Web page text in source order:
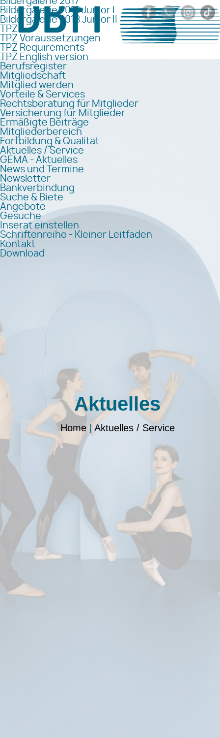
Bildergalerie 2018 Junior I
Bildergalerie 2018 Junior II
TPZ
TPZ Voraussetzungen
TPZ Requirements
TPZ English version
Berufsregister
Mitgliedschaft
Mitglied werden
Vorteile & Services
Rechtsberatung für Mitglieder
Versicherung für Mitglieder
Ermäßigte Beiträge
Mitgliederbereich
Fortbildung & Qualität
Aktuelles / Service
GEMA - Aktuelles
News und Termine
Newsletter
Bankverbindung
Suche & Biete
Angebote
Gesuche
Inserat einstellen
Schriftenreihe - Kleiner Leitfaden
Kontakt
Download
Aktuelles
Home| Aktuelles / Service